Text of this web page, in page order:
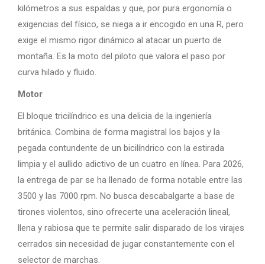
kilómetros a sus espaldas y que, por pura ergonomía o
exigencias del físico, se niega a ir encogido en una R, pero
exige el mismo rigor dinámico al atacar un puerto de
montaña. Es la moto del piloto que valora el paso por
curva hilado y fluido.
Motor
El bloque tricilíndrico es una delicia de la ingeniería
británica. Combina de forma magistral los bajos y la
pegada contundente de un bicilíndrico con la estirada
limpia y el aullido adictivo de un cuatro en línea. Para 2026,
la entrega de par se ha llenado de forma notable entre las
3500 y las 7000 rpm. No busca descabalgarte a base de
tirones violentos, sino ofrecerte una aceleración lineal,
llena y rabiosa que te permite salir disparado de los virajes
cerrados sin necesidad de jugar constantemente con el
selector de marchas.